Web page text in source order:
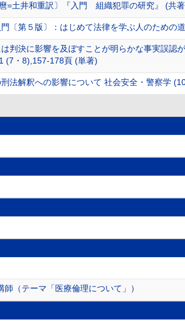
=土井和重訳〕『入門 組織犯罪の研究』 (共
〔第５版〕：はじめて法律を学ぶ人のための
判決に影響を及ぼすことが明らかな事実誤認
(7・8),157-178頁 (単著)
法解釈への影響について 社会安全・警察学
（テーマ「医療倫理について」）